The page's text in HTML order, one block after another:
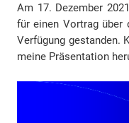
Am 17. Dezember
für einen Vortrag über
Verfügung gestanden.
meine Präsentation